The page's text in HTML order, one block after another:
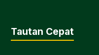
Tautan Cepat